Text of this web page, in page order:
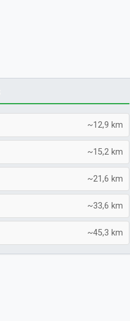
~12,9 km
~15,2 km
~21,6 km
~33,6 km
~45,3 km